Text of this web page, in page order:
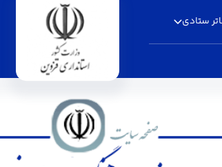
ستادی